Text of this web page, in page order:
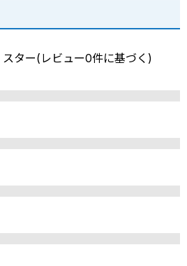
ター(レビュー0件に基づく)